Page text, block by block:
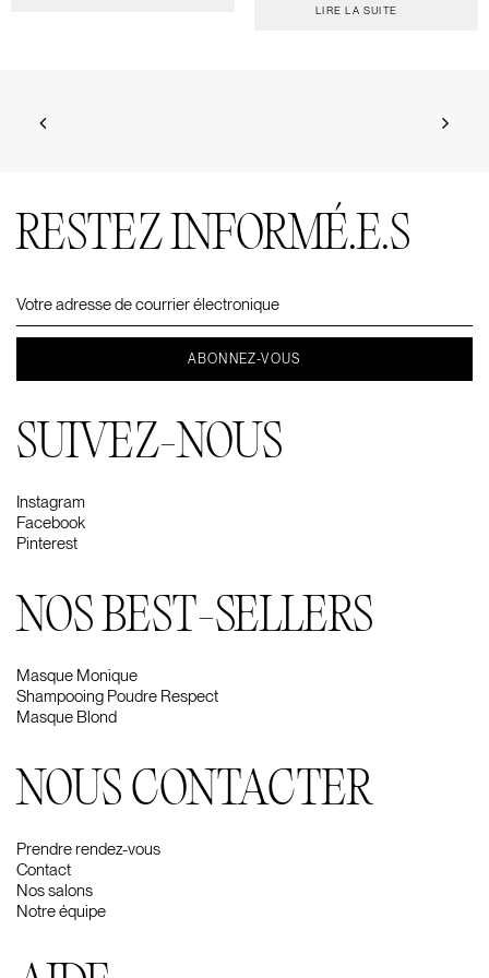
LIRE LA SUITE
RESTEZ INFORMÉ.E.S
SUIVEZ-NOUS
Instagram
Facebook
Pinterest
NOS BEST-SELLERS
Masque Monique
Shampooing Poudre Respect
Masque Blond
NOUS CONTACTER
Prendre rendez-vous
Contact
Nos salons
Notre équipe